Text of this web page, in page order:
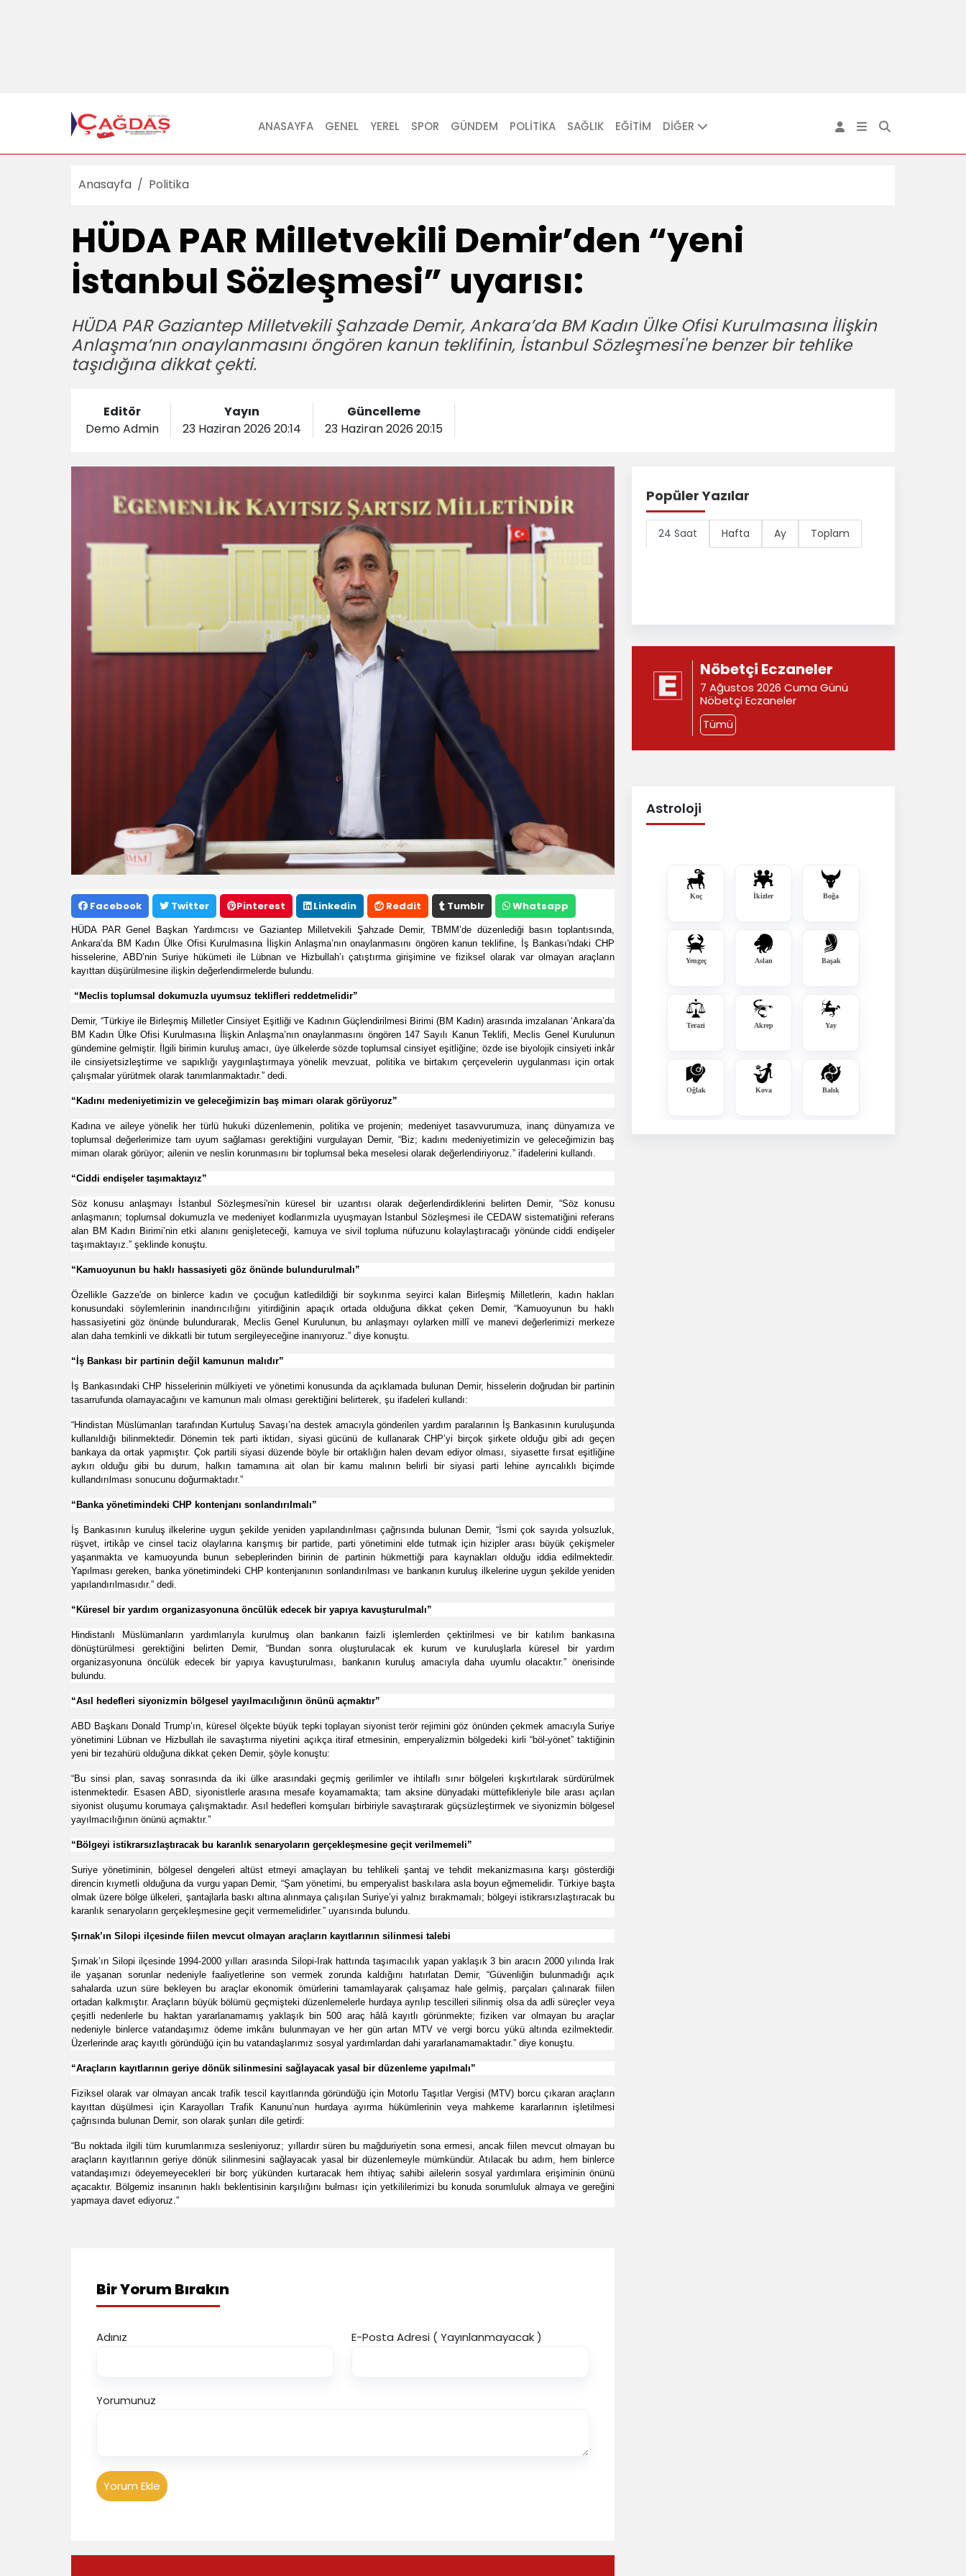
ANASAYFA GENEL YEREL SPOR GÜNDEM POLITIKA SAĞLIK EĞITIM DİĞER
Anasayfa Politika
HÜDA PAR Milletvekili Demir’den “yeni
İstanbul Sözleşmesi” uyarısı:
HÜDA PAR Gaziantep Milletvekili Şahzade Demir, Ankara’da BM Kadın Ülke Ofisi Kurulmasına İlişkin
Anlaşma’nın onaylanmasını öngören kanun teklifinin, İstanbul Sözleşmesi'ne benzer bir tehlike
taşıdığına dikkat çekti.
Editör
Demo Admin
Yayın
23 Haziran 2026 20:14
Güncelleme
23 Haziran 2026 20:15
Facebook Twitter Pinterest Linkedin Reddit Tumblr Whatsapp
HÜDA PAR Genel Başkan Yardımcısı ve Gaziantep Milletvekili Şahzade Demir, TBMM’de düzenlediği basın toplantısında,
Ankara’da BM Kadın Ülke Ofisi Kurulmasına İlişkin Anlaşma’nın onaylanmasını öngören kanun teklifine, İş Bankası'ndaki CHP
hisselerine, ABD’nin Suriye hükümeti ile Lübnan ve Hizbullah’ı çatıştırma girişimine ve fiziksel olarak var olmayan araçların
kayıttan düşürülmesine ilişkin değerlendirmelerde bulundu.
“Meclis toplumsal dokumuzla uyumsuz teklifleri reddetmelidir”
Demir, “Türkiye ile Birleşmiş Milletler Cinsiyet Eşitliği ve Kadının Güçlendirilmesi Birimi (BM Kadın) arasında imzalanan ‘Ankara’da
BM Kadın Ülke Ofisi Kurulmasına İlişkin Anlaşma’nın onaylanmasını öngören 147 Sayılı Kanun Teklifi, Meclis Genel Kurulunun
gündemine gelmiştir. İlgili birimin kuruluş amacı, üye ülkelerde sözde toplumsal cinsiyet eşitliğine; özde ise biyolojik cinsiyeti inkâr
ile cinsiyetsizleştirme ve sapıklığı yaygınlaştırmaya yönelik mevzuat, politika ve birtakım çerçevelerin uygulanması için ortak
çalışmalar yürütmek olarak tanımlanmaktadır.” dedi.
“Kadını medeniyetimizin ve geleceğimizin baş mimarı olarak görüyoruz”
Kadına ve aileye yönelik her türlü hukuki düzenlemenin, politika ve projenin; medeniyet tasavvurumuza, inanç dünyamıza ve
toplumsal değerlerimize tam uyum sağlaması gerektiğini vurgulayan Demir, “Biz; kadını medeniyetimizin ve geleceğimizin baş
mimarı olarak görüyor; ailenin ve neslin korunmasını bir toplumsal beka meselesi olarak değerlendiriyoruz.” ifadelerini kullandı.
“Ciddi endişeler taşımaktayız”
Söz konusu anlaşmayı İstanbul Sözleşmesi'nin küresel bir uzantısı olarak değerlendirdiklerini belirten Demir, “Söz konusu
anlaşmanın; toplumsal dokumuzla ve medeniyet kodlarımızla uyuşmayan İstanbul Sözleşmesi ile CEDAW sistematiğini referans
alan BM Kadın Birimi’nin etki alanını genişleteceği, kamuya ve sivil topluma nüfuzunu kolaylaştıracağı yönünde ciddi endişeler
taşımaktayız.” şeklinde konuştu.
​“Kamuoyunun bu haklı hassasiyeti göz önünde bulundurulmalı”
Özellikle Gazze'de on binlerce kadın ve çocuğun katledildiği bir soykırıma seyirci kalan Birleşmiş Milletlerin, kadın hakları
konusundaki söylemlerinin inandırıcılığını yitirdiğinin apaçık ortada olduğuna dikkat çeken Demir, “Kamuoyunun bu haklı
hassasiyetini göz önünde bulundurarak, Meclis Genel Kurulunun, bu anlaşmayı oylarken millî ve manevi değerlerimizi merkeze
alan daha temkinli ve dikkatli bir tutum sergileyeceğine inanıyoruz.” diye konuştu.
“İş Bankası bir partinin değil kamunun malıdır”
İş Bankasındaki CHP hisselerinin mülkiyeti ve yönetimi konusunda da açıklamada bulunan Demir, hisselerin doğrudan bir partinin
tasarrufunda olamayacağını ve kamunun malı olması gerektiğini belirterek, şu ifadeleri kullandı:
“Hindistan Müslümanları tarafından Kurtuluş Savaşı’na destek amacıyla gönderilen yardım paralarının İş Bankasının kuruluşunda
kullanıldığı bilinmektedir. Dönemin tek parti iktidarı, siyasi gücünü de kullanarak CHP’yi birçok şirkete olduğu gibi adı geçen
bankaya da ortak yapmıştır. Çok partili siyasi düzende böyle bir ortaklığın halen devam ediyor olması, siyasette fırsat eşitliğine
aykırı olduğu gibi bu durum, halkın tamamına ait olan bir kamu malının belirli bir siyasi parti lehine ayrıcalıklı biçimde
kullandırılması sonucunu doğurmaktadır.”
“Banka yönetimindeki CHP kontenjanı sonlandırılmalı”
İş Bankasının kuruluş ilkelerine uygun şekilde yeniden yapılandırılması çağrısında bulunan Demir, “İsmi çok sayıda yolsuzluk,
rüşvet, irtikâp ve cinsel taciz olaylarına karışmış bir partide, parti yönetimini elde tutmak için hizipler arası büyük çekişmeler
yaşanmakta ve kamuoyunda bunun sebeplerinden birinin de partinin hükmettiği para kaynakları olduğu iddia edilmektedir.
Yapılması gereken, banka yönetimindeki CHP kontenjanının sonlandırılması ve bankanın kuruluş ilkelerine uygun şekilde yeniden
yapılandırılmasıdır.” dedi.
“Küresel bir yardım organizasyonuna öncülük edecek bir yapıya kavuşturulmalı”
Hindistanlı Müslümanların yardımlarıyla kurulmuş olan bankanın faizli işlemlerden çektirilmesi ve bir katılım bankasına
dönüştürülmesi gerektiğini belirten Demir, “Bundan sonra oluşturulacak ek kurum ve kuruluşlarla küresel bir yardım
organizasyonuna öncülük edecek bir yapıya kavuşturulması, bankanın kuruluş amacıyla daha uyumlu olacaktır.” önerisinde
bulundu.
“Asıl hedefleri siyonizmin bölgesel yayılmacılığının önünü açmaktır”
ABD Başkanı Donald Trump’ın, küresel ölçekte büyük tepki toplayan siyonist terör rejimini göz önünden çekmek amacıyla Suriye
yönetimini Lübnan ve Hizbullah ile savaştırma niyetini açıkça itiraf etmesinin, emperyalizmin bölgedeki kirli “böl-yönet” taktiğinin
yeni bir tezahürü olduğuna dikkat çeken Demir, şöyle konuştu:
“Bu sinsi plan, savaş sonrasında da iki ülke arasındaki geçmiş gerilimler ve ihtilaflı sınır bölgeleri kışkırtılarak sürdürülmek
istenmektedir. Esasen ABD, siyonistlerle arasına mesafe koyamamakta; tam aksine dünyadaki müttefikleriyle bile arası açılan
siyonist oluşumu korumaya çalışmaktadır. Asıl hedefleri komşuları birbiriyle savaştırarak güçsüzleştirmek ve siyonizmin bölgesel
yayılmacılığının önünü açmaktır.”
“Bölgeyi istikrarsızlaştıracak bu karanlık senaryoların gerçekleşmesine geçit verilmemeli”
Suriye yönetiminin, bölgesel dengeleri altüst etmeyi amaçlayan bu tehlikeli şantaj ve tehdit mekanizmasına karşı gösterdiği
direncin kıymetli olduğuna da vurgu yapan Demir, “Şam yönetimi, bu emperyalist baskılara asla boyun eğmemelidir. Türkiye başta
olmak üzere bölge ülkeleri, şantajlarla baskı altına alınmaya çalışılan Suriye’yi yalnız bırakmamalı; bölgeyi istikrarsızlaştıracak bu
karanlık senaryoların gerçekleşmesine geçit vermemelidirler.” uyarısında bulundu.
Şırnak’ın Silopi ilçesinde fiilen mevcut olmayan araçların kayıtlarının silinmesi talebi
Şırnak’ın Silopi ilçesinde 1994-2000 yılları arasında Silopi-Irak hattında taşımacılık yapan yaklaşık 3 bin aracın 2000 yılında Irak
ile yaşanan sorunlar nedeniyle faaliyetlerine son vermek zorunda kaldığını hatırlatan Demir, “Güvenliğin bulunmadığı açık
sahalarda uzun süre bekleyen bu araçlar ekonomik ömürlerini tamamlayarak çalışamaz hale gelmiş, parçaları çalınarak fiilen
ortadan kalkmıştır. Araçların büyük bölümü geçmişteki düzenlemelerle hurdaya ayrılıp tescilleri silinmiş olsa da adli süreçler veya
çeşitli nedenlerle bu haktan yararlanamamış yaklaşık bin 500 araç hâlâ kayıtlı görünmekte; fiziken var olmayan bu araçlar
nedeniyle binlerce vatandaşımız ödeme imkânı bulunmayan ve her gün artan MTV ve vergi borcu yükü altında ezilmektedir.
Üzerlerinde araç kayıtlı göründüğü için bu vatandaşlarımız sosyal yardımlardan dahi yararlanamamaktadır.” diye konuştu.
“Araçların kayıtlarının geriye dönük silinmesini sağlayacak yasal bir düzenleme yapılmalı”
Fiziksel olarak var olmayan ancak trafik tescil kayıtlarında göründüğü için Motorlu Taşıtlar Vergisi (MTV) borcu çıkaran araçların
kayıttan düşülmesi için Karayolları Trafik Kanunu’nun hurdaya ayırma hükümlerinin veya mahkeme kararlarının işletilmesi
çağrısında bulunan Demir, son olarak şunları dile getirdi:
“Bu noktada ilgili tüm kurumlarımıza sesleniyoruz; yıllardır süren bu mağduriyetin sona ermesi, ancak fiilen mevcut olmayan bu
araçların kayıtlarının geriye dönük silinmesini sağlayacak yasal bir düzenlemeyle mümkündür. Atılacak bu adım, hem binlerce
vatandaşımızı ödeyemeyecekleri bir borç yükünden kurtaracak hem ihtiyaç sahibi ailelerin sosyal yardımlara erişiminin önünü
açacaktır. Bölgemiz insanının haklı beklentisinin karşılığını bulması için yetkililerimizi bu konuda sorumluluk almaya ve gereğini
yapmaya davet ediyoruz.”
Bir Yorum Bırakın
Adınız E-Posta Adresi ( Yayınlanmayacak )
Yorumunuz
Yorum Ekle
Popüler Yazılar
24 Saat Hafta Ay Toplam
Nöbetçi Eczaneler
7 Ağustos 2026 Cuma Günü
Nöbetçi Eczaneler
Tümü
Astroloji
Koç İkizler Boğa
Yengeç Aslan Başak
Terazi Akrep Yay
Oğlak Kova Balık